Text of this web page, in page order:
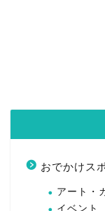
おでかけス
アート・
イベント